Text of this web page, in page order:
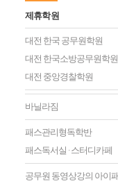
[24년1차
면접
제휴학원
대전 한국 공무원학원
대전 한국소방공무원학원
대전 중앙경찰학원
바닐라짐
패스관리형독학반
패스독서실 · 스터디카페
공무원 동영상강의 아이